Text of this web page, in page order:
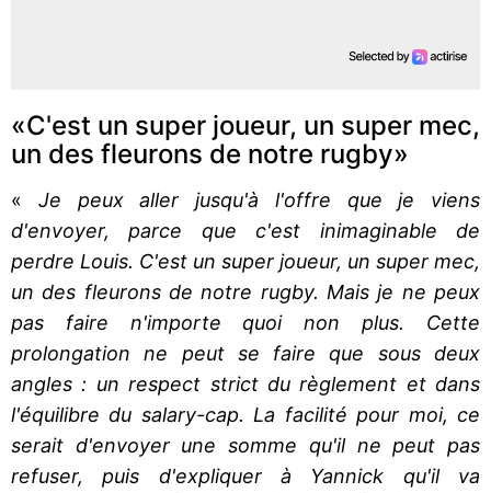
«C'est un super joueur, un super mec,
un des fleurons de notre rugby»
« Je peux aller jusqu'à l'offre que je viens
d'envoyer, parce que c'est inimaginable de
perdre Louis. C'est un super joueur, un super mec,
un des fleurons de notre rugby. Mais je ne peux
pas faire n'importe quoi non plus. Cette
prolongation ne peut se faire que sous deux
angles : un respect strict du règlement et dans
l'équilibre du salary-cap. La facilité pour moi, ce
serait d'envoyer une somme qu'il ne peut pas
refuser, puis d'expliquer à Yannick qu'il va